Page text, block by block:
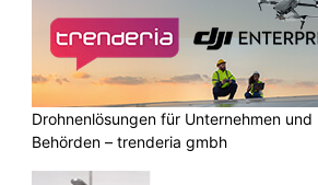
Drohnenlösungen für Unternehmen und
Behörden – trenderia gmbh